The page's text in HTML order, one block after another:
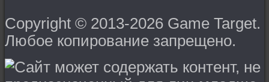
Copyright © 2013-2026 Game Target.
Любое копирование запрещено.